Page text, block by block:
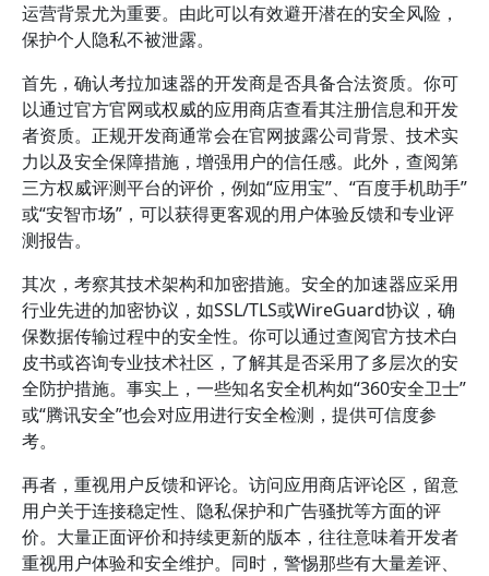
运营背景尤为重要。由此可以有效避开潜在的安全风险，
保护个人隐私不被泄露。
首先，确认考拉加速器的开发商是否具备合法资质。你可
以通过官方官网或权威的应用商店查看其注册信息和开发
者资质。正规开发商通常会在官网披露公司背景、技术实
力以及安全保障措施，增强用户的信任感。此外，查阅第
三方权威评测平台的评价，例如“应用宝”、“百度手机助手”
或“安智市场”，可以获得更客观的用户体验反馈和专业评
测报告。
其次，考察其技术架构和加密措施。安全的加速器应采用
行业先进的加密协议，如SSL/TLS或WireGuard协议，确
保数据传输过程中的安全性。你可以通过查阅官方技术白
皮书或咨询专业技术社区，了解其是否采用了多层次的安
全防护措施。事实上，一些知名安全机构如“360安全卫士”
或“腾讯安全”也会对应用进行安全检测，提供可信度参
考。
再者，重视用户反馈和评论。访问应用商店评论区，留意
用户关于连接稳定性、隐私保护和广告骚扰等方面的评
价。大量正面评价和持续更新的版本，往往意味着开发者
重视用户体验和安全维护。同时，警惕那些有大量差评、